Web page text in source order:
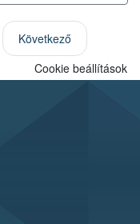
Következő
Cookie beállítások